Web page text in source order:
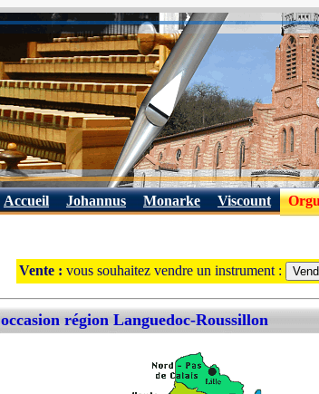
Accueil Johannus Monarke Viscount
Vente : vous souhaitez vendre un instrument :
région Languedoc-Roussillon